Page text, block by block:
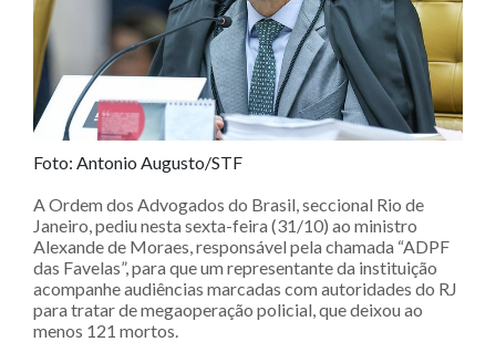
Foto: Antonio Augusto/STF
A Ordem dos Advogados do Brasil, seccional Rio de
Janeiro, pediu nesta sexta-feira (31/10) ao ministro
Alexande de Moraes, responsável pela chamada “ADPF
das Favelas”, para que um representante da instituição
acompanhe audiências marcadas com autoridades do RJ
para tratar de megaoperação policial, que deixou ao
menos 121 mortos.